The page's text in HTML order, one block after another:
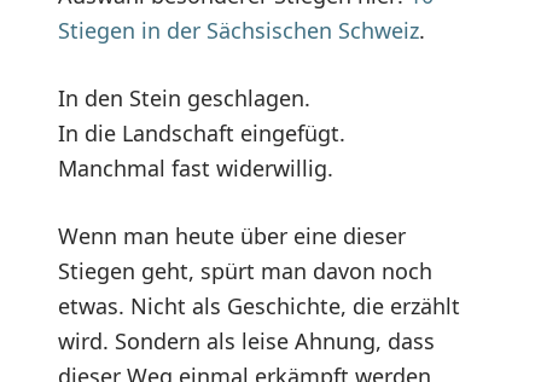
Stiegen in der Sächsischen Schweiz.
In den Stein geschlagen.
In die Landschaft eingefügt.
Manchmal fast widerwillig.
Wenn man heute über eine dieser
Stiegen geht, spürt man davon noch
etwas. Nicht als Geschichte, die erzählt
wird. Sondern als leise Ahnung, dass
dieser Weg einmal erkämpft werden